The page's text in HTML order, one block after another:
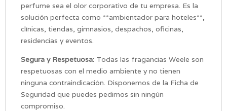
perfume sea el olor corporativo de tu empresa. Es la
solución perfecta como **ambientador para hoteles**,
clínicas, tiendas, gimnasios, despachos, oficinas,
residencias y eventos.
Segura y Respetuosa: Todas las fragancias Weele son
respetuosas con el medio ambiente y no tienen
ninguna contraindicación. Disponemos de la Ficha de
Seguridad que puedes pedirnos sin ningún
compromiso.